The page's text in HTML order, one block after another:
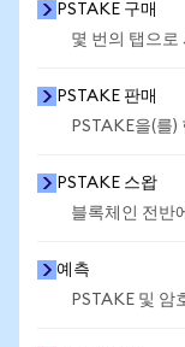
PSTAKE 구매
몇 번의 탭으로
PSTAKE 판매
PSTAKE을(를
PSTAKE 스왑
블록체인 전반
예측
PSTAKE 및 암